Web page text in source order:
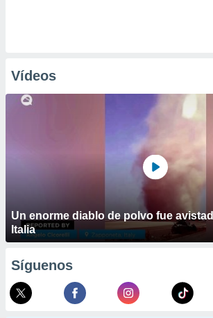
Vídeos
Un enorme diablo de polvo fue
Italia
Síguenos